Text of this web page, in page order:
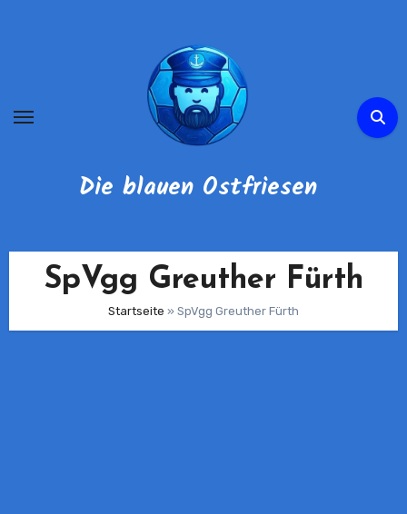
Die blauen Ostfriesen
SpVgg Greuther Fürth
Startseite » SpVgg Greuther Fürth